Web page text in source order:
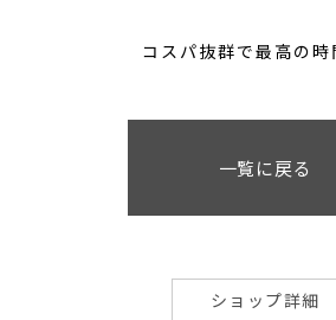
コスパ抜群で最高の時
一覧に戻る
ショップ詳細